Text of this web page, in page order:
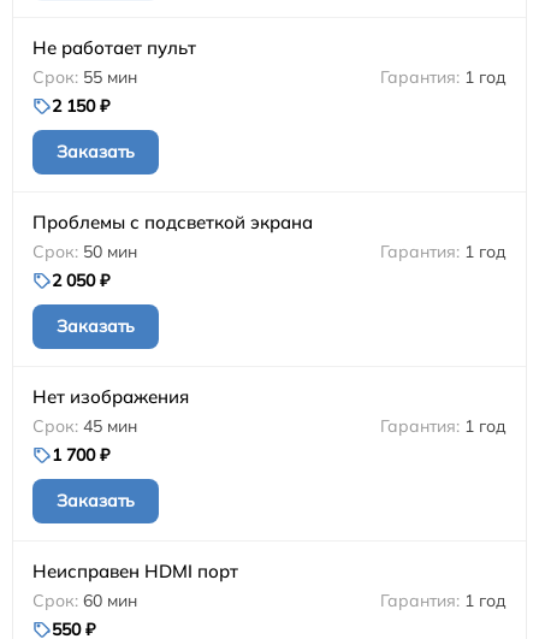
Не работает пульт
55 мин
1 год
2 150 ₽
Заказать
Проблемы с подсветкой экрана
50 мин
1 год
2 050 ₽
Заказать
Нет изображения
45 мин
1 год
1 700 ₽
Заказать
Неисправен HDMI порт
60 мин
1 год
550 ₽